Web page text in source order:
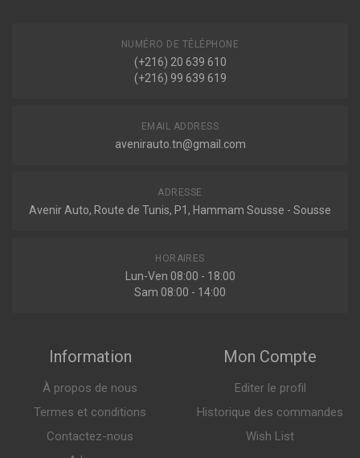
Amortisseur
D7023S
Amortisseur MONROE ADVENTURE
NUMÉRO DE TÉLÉPHONE
(+216) 20 639 610
(+216) 99 639 619
EMAIL ADDRESS
avenirauto.tn@gmail.com
ADRESSE
Avenir Auto, Route de Tunis, P1, Hammam Sousse - Sousse
HORAIRES
Lun-Ven 08:00 - 18:00
Sam 08:00 - 14:00
Information
À propos de nous
Termes et conditions
Contactez-nous
Mon Compte
Editer le profil
Historique des commandes
Wish List